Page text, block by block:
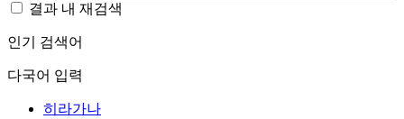
결과 내 재검색
인기 검색어
다국어 입력
히라가나